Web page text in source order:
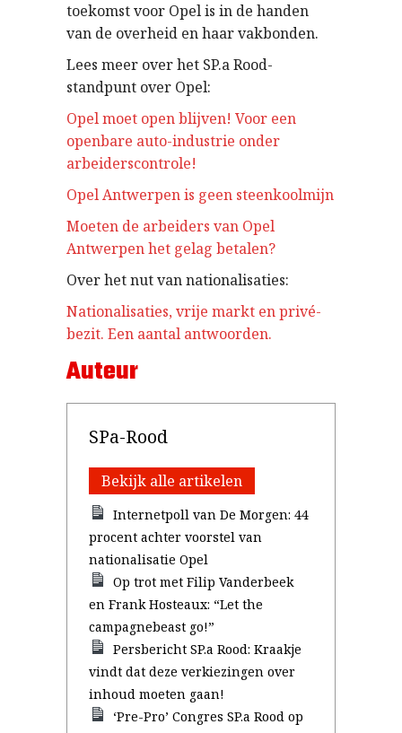
toekomst voor Opel is in de handen
van de overheid en haar vakbonden.
Lees meer over het SP.a Rood-
standpunt over Opel:
Opel moet open blijven! Voor een
openbare auto-industrie onder
arbeiderscontrole!
Opel Antwerpen is geen steenkoolmijn
Moeten de arbeiders van Opel
Antwerpen het gelag betalen?
Over het nut van nationalisaties:
Nationalisaties, vrije markt en privé-
bezit. Een aantal antwoorden.
Auteur
SPa-Rood
Bekijk alle artikelen
Internetpoll van De Morgen: 44
procent achter voorstel van
nationalisatie Opel
Op trot met Filip Vanderbeek
en Frank Hosteaux: “Let the
campagnebeast go!”
Persbericht SP.a Rood: Kraakje
vindt dat deze verkiezingen over
inhoud moeten gaan!
‘Pre-Pro’ Congres SP.a Rood op